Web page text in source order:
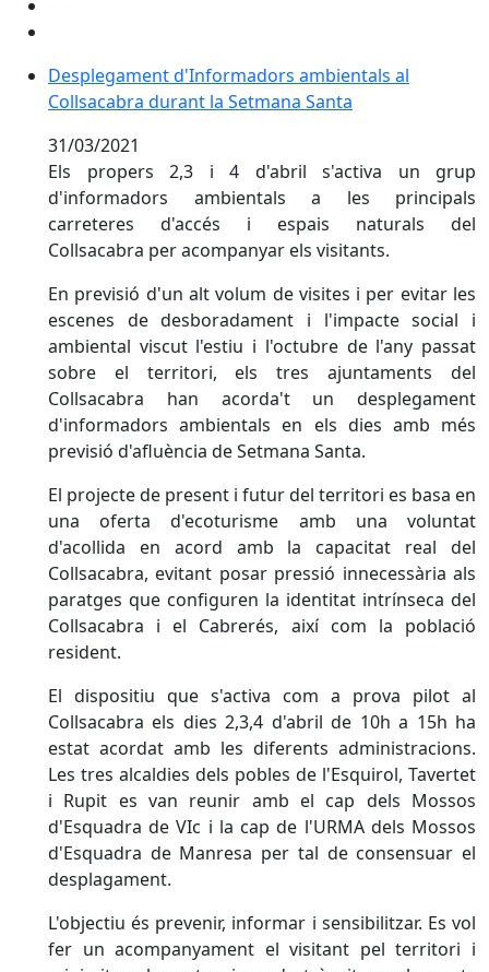
Desplegament d'Informadors ambientals al
Collsacabra durant la Setmana Santa
31/03/2021
Els propers 2,3 i 4 d'abril s'activa un grup
d'informadors ambientals a les principals
carreteres d'accés i espais naturals del
Collsacabra per acompanyar els visitants.
En previsió d'un alt volum de visites i per evitar les
escenes de desboradament i l'impacte social i
ambiental viscut l'estiu i l'octubre de l'any passat
sobre el territori, els tres ajuntaments del
Collsacabra han acorda't un desplegament
d'informadors ambientals en els dies amb més
previsió d'afluència de Setmana Santa.
El projecte de present i futur del territori es basa en
una oferta d'ecoturisme amb una voluntat
d'acollida en acord amb la capacitat real del
Collsacabra, evitant posar pressió innecessària als
paratges que configuren la identitat intrínseca del
Collsacabra i el Cabrerés, així com la població
resident.
El dispositiu que s'activa com a prova pilot al
Collsacabra els dies 2,3,4 d'abril de 10h a 15h ha
estat acordat amb les diferents administracions.
Les tres alcaldies dels pobles de l'Esquirol, Tavertet
i Rupit es van reunir amb el cap dels Mossos
d'Esquadra de VIc i la cap de l'URMA dels Mossos
d'Esquadra de Manresa per tal de consensuar el
desplagament.
L'objectiu és prevenir, informar i sensibilitzar. Es vol
fer un acompanyament el visitant pel territori i